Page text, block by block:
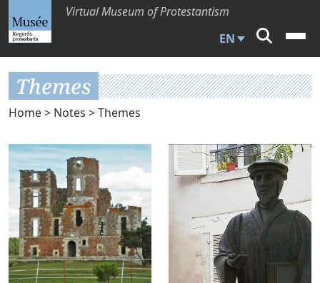
Virtual Museum of Protestantism
EN
Themes
Home> Notes > Themes